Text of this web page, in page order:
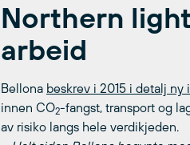
Northern
arbeid
Bellona beskrev i 2015 i detalj ny
innen CO2-fangst, transport og
av risiko langs hele verdikjeden.